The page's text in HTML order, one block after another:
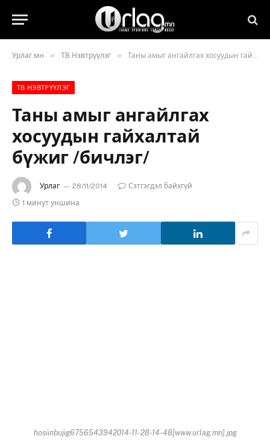
Урлаг.мн » ТВ Нэвтрүүлэг » Таны амыг ангайлгах хосуудын гайхалтай бүжиг /бичлэг/
ТВ НЭВТРҮҮЛЭГ
Таны амыг ангайлгах
хосуудын гайхалтай
бүжиг /бичлэг/
Урлаг 28/11/2014
Сэтгэгдэл байхгүй
1 минут уншина
hosiinbujig6756543942014-11-28-14-48[www.urlag.mn].jpg